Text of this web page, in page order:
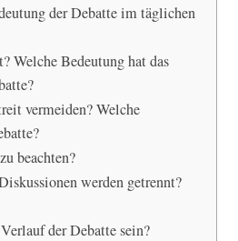
der Debatte im täglichen
Welche Bedeutung hat das
vermeiden? Welche
beachten?
werden getrennt?
der Debatte sein?